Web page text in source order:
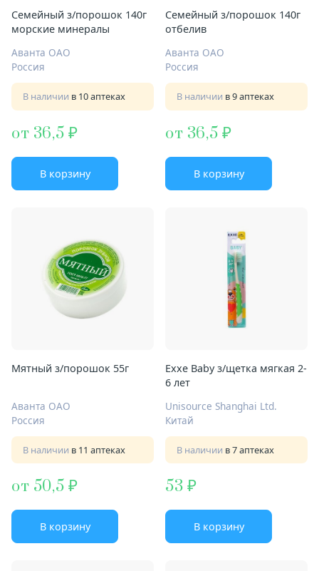
Семейный з/порошок 140г
морские минералы
Аванта ОАО
Россия
В наличии в 10 аптеках
от 36,5
В корзину
Семейный з/порошок 140г
отбелив
Аванта ОАО
Россия
В наличии в 9 аптеках
от 36,5
В корзину
Мятный з/порошок 55г
Аванта ОАО
Россия
В наличии в 11 аптеках
от 50,5
В корзину
Exxe Baby з/щетка мягкая 2-
6 лет
Unisource Shanghai Ltd.
Китай
В наличии в 7 аптеках
53
В корзину